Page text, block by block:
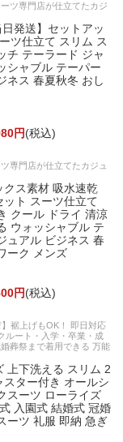
ツ専門店が仕立てたカジ
日発送】セットアッ
ツ仕立て スリム ス
チ テーラード ジャ
シャブル テーパー
ネス 春夏秋冬 おし
円(税込)
専門店が仕立てたカジュ
クス素材 吸水速乾
ト スーツ仕立て
クール ドライ 清涼
ウォッシャブル テ
ュアル ビジネス 春
ーク メンズ
円(税込)
】裾上げもOK！ 即日対応
ルート・入学・卒業・成
葬祭まで着用できる 万能
上下洗える スリム 2
ター付き オールシ
スーツ ローライズ
入園式 結婚式 冠婚
ーツ 礼服 即納 急ぎ